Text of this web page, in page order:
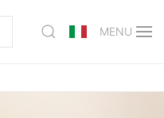
MENU